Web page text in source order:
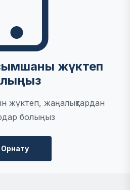
жүктеп
жүктеп, жаңалықтардан
болыңыз
Орнату